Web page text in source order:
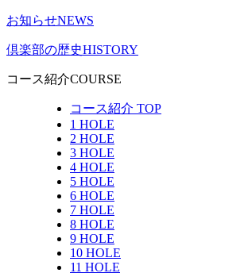
お知らせNEWS
倶楽部の歴史HISTORY
コース紹介COURSE
コース紹介 TOP
1 HOLE
2 HOLE
3 HOLE
4 HOLE
5 HOLE
6 HOLE
7 HOLE
8 HOLE
9 HOLE
10 HOLE
11 HOLE